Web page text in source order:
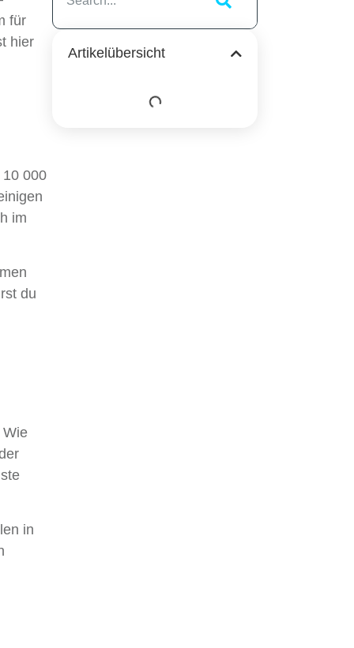
für
hier
000
im
du
Wie
in
Artikelübersicht